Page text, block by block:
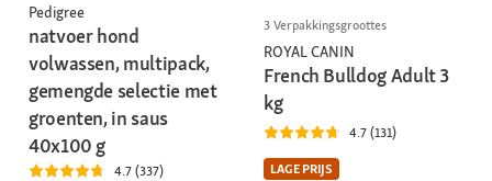
Pedigree
natvoer hond
volwassen, multipack,
gemengde selectie met
groenten, in saus
40x100 g
4.7 (337)
3 Verpakkingsgroottes
ROYAL CANIN
French Bulldog Adult 3
kg
4.7 (131)
LAGE PRIJS